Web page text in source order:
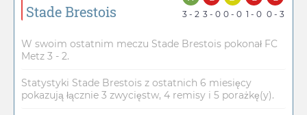
Stade Brestois 3 - 2 3 - 0 0 - 0 1 - 0 0 - 3
W swoim ostatnim meczu Stade Brestois pokonał FC
Metz 3 - 2.
Statystyki Stade Brestois z ostatnich 6 miesięcy
pokazują łącznie 3 zwycięstw, 4 remisy i 5 porażkę(y).